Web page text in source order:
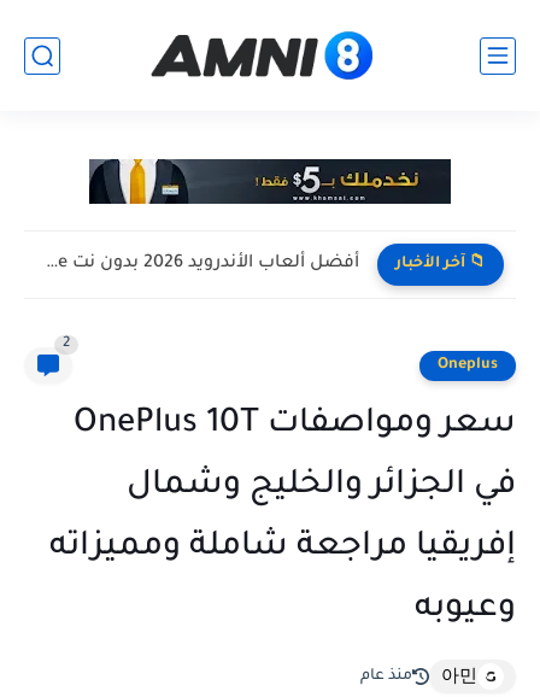
📁 آخر الأخبار افضل تجميعة كمبيوتر للالعاب بأرخص سعر ممكن ! تجميعة Pc...
Oneplus
2
سعر ومواصفات OnePlus 10T
في الجزائر والخليج وشمال
إفريقيا مراجعة شاملة ومميزاته
وعيوبه
아민 منذ عام